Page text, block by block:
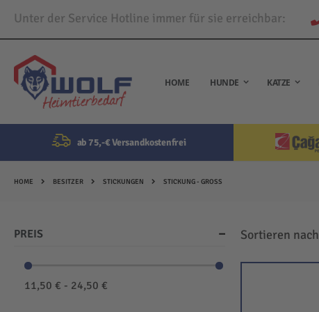
Unter der Service Hotline immer für sie erreichbar:
Direkt
zum
Inhalt
HOME HUNDE KATZE
ab 75,-€ Versandkostenfrei
HOME BESITZER STICKUNGEN STICKUNG - GROSS
Sortieren nach
PREIS
11,50 € - 24,50 €